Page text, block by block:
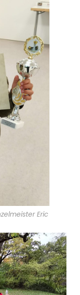
(Platz 7 in U16/U18,
6 in U16/U18)
Eric